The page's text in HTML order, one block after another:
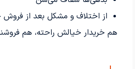
از اختلاف و مشکل بعد از
هم خریدار خیالش راحته، هم